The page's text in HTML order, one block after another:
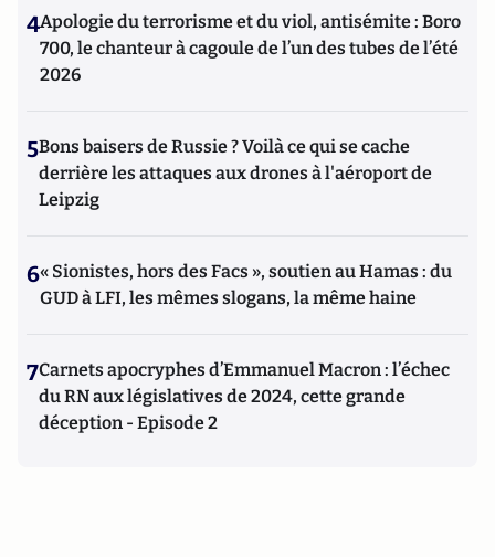
4Apologie du terrorisme et du viol, antisémite : Boro
700, le chanteur à cagoule de l’un des tubes de l’été
2026
5Bons baisers de Russie ? Voilà ce qui se cache
derrière les attaques aux drones à l'aéroport de
Leipzig
6« Sionistes, hors des Facs », soutien au Hamas : du
GUD à LFI, les mêmes slogans, la même haine
7Carnets apocryphes d’Emmanuel Macron : l’échec
du RN aux législatives de 2024, cette grande
déception - Episode 2